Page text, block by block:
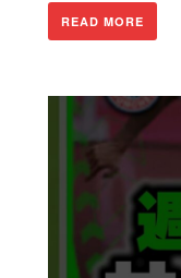
READ MORE